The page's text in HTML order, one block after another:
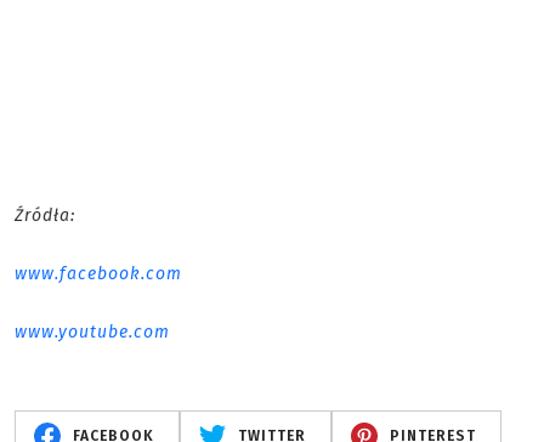
Źródła:
www.facebook.com
www.youtube.com
FACEBOOK TWITTER PINTEREST